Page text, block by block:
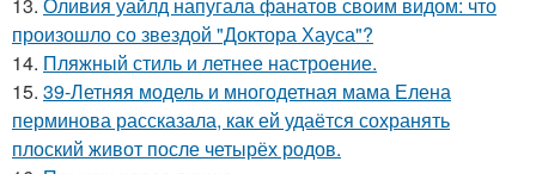
произошло со звездой "Доктора Хауса"?
14. Пляжный стиль и летнее настроение.
15. 39-Летняя модель и многодетная мама Елена
перминова рассказала, как ей удаётся сохранять
плоский живот после четырёх родов.